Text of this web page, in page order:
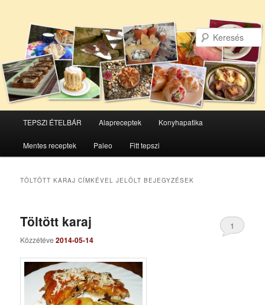
Tovább
az
elsődleges
Tovább
a
másodlagos
TEPSZI ÉTELBÁR Alapreceptek Konyhapatika
Mentes receptek Paleo Fitt tepszi
TÖLTÖTT KARAJ CÍMKÉVEL JELÖLT BEJEGYZÉSEK
Töltött karaj
Közzétéve2014-05-14
1